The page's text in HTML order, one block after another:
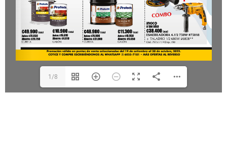
1/8